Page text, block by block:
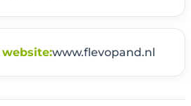
website:www.flevopand.nl